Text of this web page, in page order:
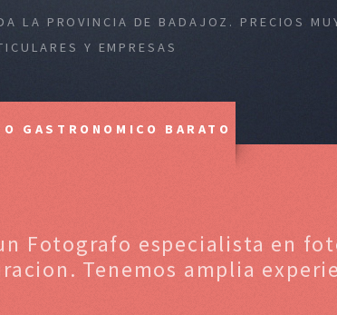
LA PROVINCIA DE BADAJOZ. PRECIOS
Y EMPRESAS
GASTRONOMICO BARATO
Fotografo especialista en
Tenemos amplia